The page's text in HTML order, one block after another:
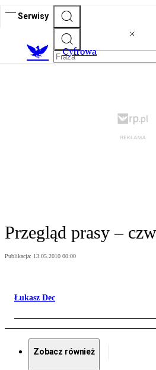
Serwisy
Cyfrowa
Przegląd prasy –
Publikacja: 13.05.2010 00:00
Łukasz Dec
Zobacz również